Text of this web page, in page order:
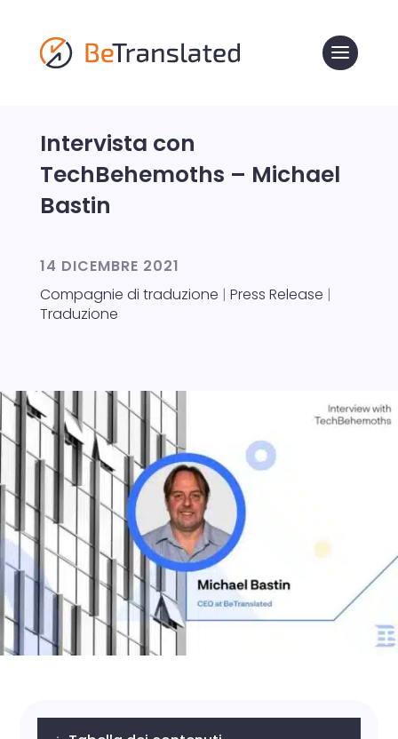
Intervista con
TechBehemoths – Michael
Bastin
14 DICEMBRE 2021
Compagnie di traduzione | Press Release |
Traduzione